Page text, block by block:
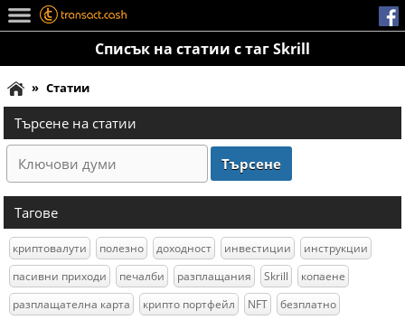
Списък на статии с таг Skrill
» Статии
Търсене на статии
Тагове
криптовалути полезно доходност инвестиции
инструкции
пасивни приходи
печалби разплащания Skrill
копаене
разплащателна карта
крипто портфейл NFT
безплатно